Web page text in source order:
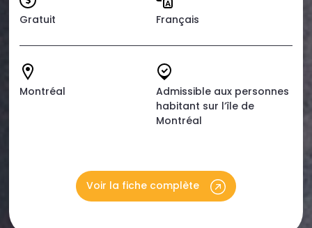
Gratuit Français
Montréal
Admissible aux personnes
habitant sur l’île de
Montréal
Voir la fiche complète